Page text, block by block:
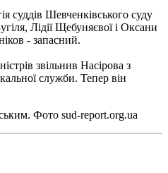
суддів Шевченківського суду
Лідії Щебуняєвої і Оксани
- запасний.
звільнив Насірова з
служби. Тепер він
Фото sud-report.org.ua